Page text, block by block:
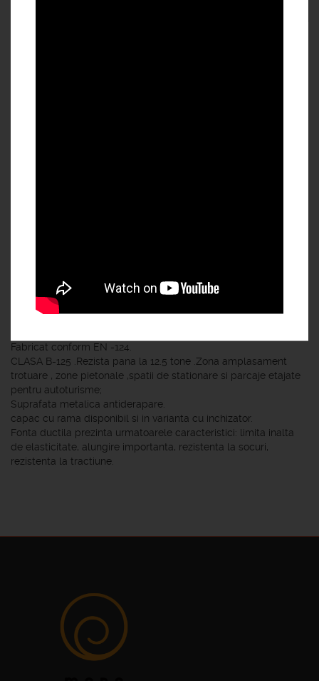
Specificatii :
Fabricat conform EN -124.
CLASA B-125 .Rezista pana la 12.5 tone .Zona amplasament
trotuare , zone pietonale ,spatii de stationare si parcaje etajate
pentru autoturisme;
Suprafata metalica antiderapare.
capac cu rama disponibil si in varianta cu inchizator.
Fonta ductila prezinta urmatoarele caracteristici: limita inalta
de elasticitate, alungire importanta, rezistenta la socuri,
rezistenta la tractiune.